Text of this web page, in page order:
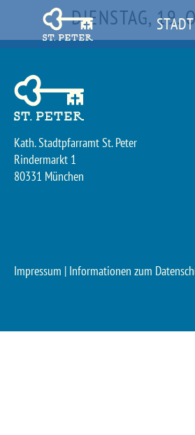
DIENSTAG, 19.
Kath. Stadtpfarramt St. Peter
Rindermarkt 1
80331 München
Impressum | Informationen zum